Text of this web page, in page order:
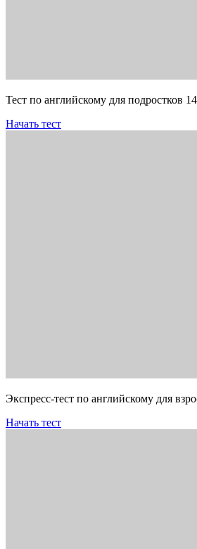
Тест по английскому для подростков
Начать тест
Экспресс-тест по английскому для
Начать тест